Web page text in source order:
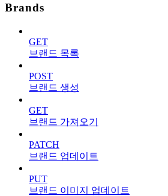
Brands
GET
브랜드 목록
POST
브랜드 생성
GET
브랜드 가져오기
PATCH
브랜드 업데이트
PUT
브랜드 이미지 업데이트